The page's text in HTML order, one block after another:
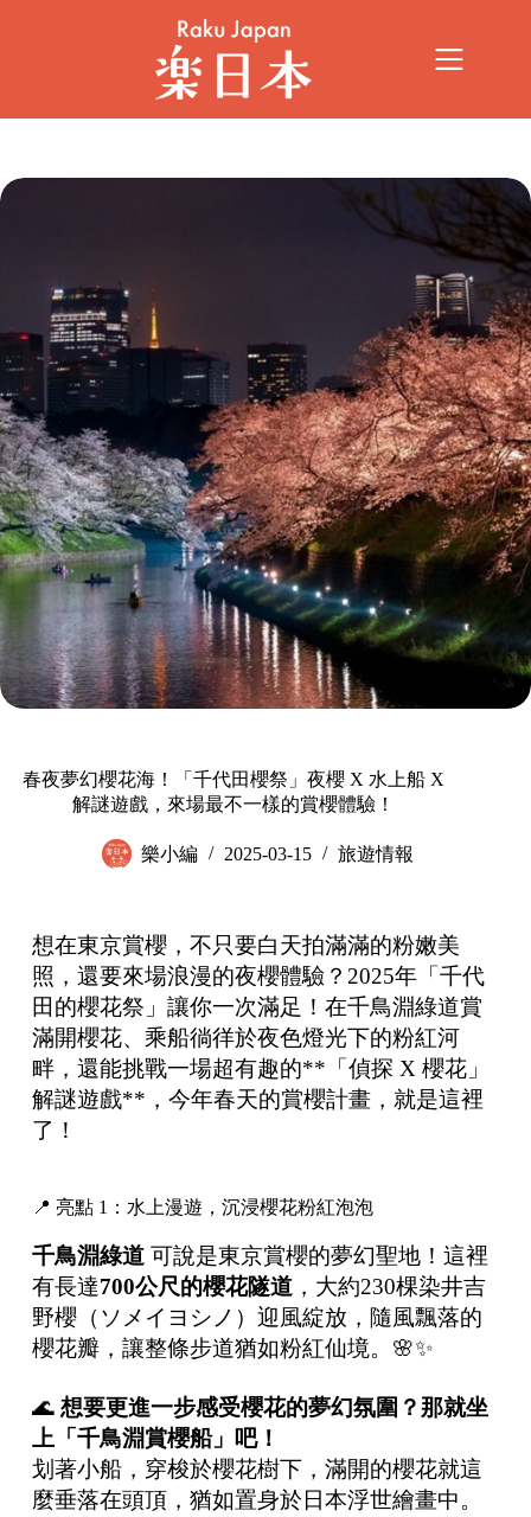
春夜夢幻櫻花海！「千代田櫻祭」夜櫻 X 水上船 X
解謎遊戲，來場最不一樣的賞櫻體驗！
樂小編 2025-03-15 旅遊情報
想在東京賞櫻，不只要白天拍滿滿的粉嫩美
照，還要來場浪漫的夜櫻體驗？2025年「千代
田的櫻花祭」讓你一次滿足！在千鳥淵綠道賞
滿開櫻花、乘船徜徉於夜色燈光下的粉紅河
畔，還能挑戰一場超有趣的**「偵探 X 櫻花」
解謎遊戲**，今年春天的賞櫻計畫，就是這裡
了！
📍 亮點 1：水上漫遊，沉浸櫻花粉紅泡泡
千鳥淵綠道可說是東京賞櫻的夢幻聖地！這裡
有長達700公尺的櫻花隧道，大約230棵染井吉
野櫻（ソメイヨシノ）迎風綻放，隨風飄落的
櫻花瓣，讓整條步道猶如粉紅仙境。🌸✨
🌊 想要更進一步感受櫻花的夢幻氛圍？那就坐
上「千鳥淵賞櫻船」吧！
划著小船，穿梭於櫻花樹下，滿開的櫻花就這
麼垂落在頭頂，猶如置身於日本浮世繪畫中。